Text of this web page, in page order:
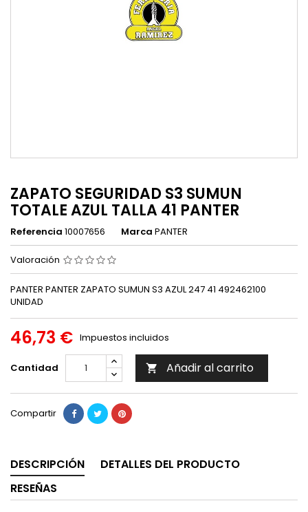
ZAPATO SEGURIDAD S3 SUMUN
TOTALE AZUL TALLA 41 PANTER
Referencia 10007656 Marca PANTER
Valoración
PANTER PANTER ZAPATO SUMUN S3 AZUL 247 41 492462100
UNIDAD
46,73 € Impuestos incluidos
Cantidad  Añadir al carrito
Compartir
DESCRIPCIÓN
DETALLES DEL PRODUCTO
RESEÑAS